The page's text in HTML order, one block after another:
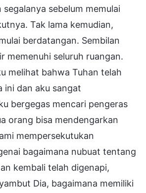
sebelum memulai
Tak lama kemudian,
berdatangan. Sembilan
memenuhi seluruh ruangan.
melihat bahwa Tuhan telah
ini dan aku sangat
bergegas mencari pengeras
orang bisa mendengarkan
mempersekutukan
bagaimana nubuat tentang
kembali telah digenapi,
Dia, bagaimana memiliki